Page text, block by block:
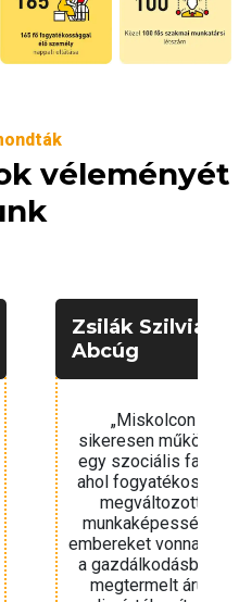
véleményét
farm,
és
be
a
árut
„Az
létre,